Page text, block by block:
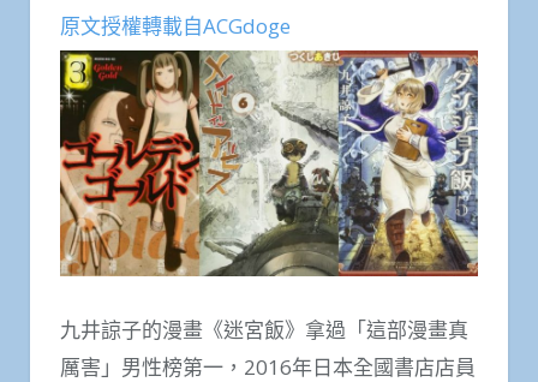
原文授權轉載自ACGdoge
九井諒子的漫畫《迷宮飯》拿過「這部漫畫真
厲害」男性榜第一，2016年日本全國書店店員